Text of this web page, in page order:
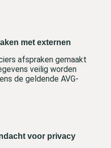
met externen
afspraken gemaakt
veilig worden
de geldende AVG-
voor privacy